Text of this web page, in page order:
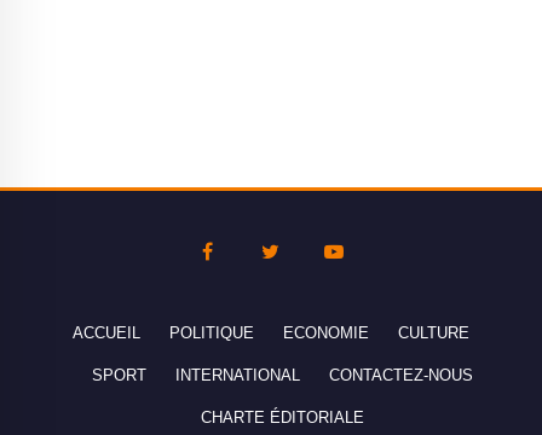
ACCUEIL POLITIQUE ECONOMIE CULTURE
SPORT INTERNATIONAL CONTACTEZ-NOUS
CHARTE ÉDITORIALE